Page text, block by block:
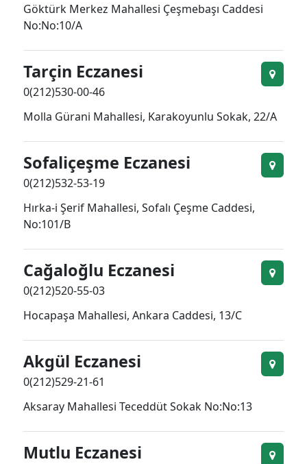
Göktürk Merkez Mahallesi Çeşmebaşı Caddesi
No:No:10/A
Tarçin Eczanesi
0(212)530-00-46
Molla Gürani Mahallesi, Karakoyunlu Sokak, 22/A
Sofaliçeşme Eczanesi
0(212)532-53-19
Hırka-i Şerif Mahallesi, Sofalı Çeşme Caddesi,
No:101/B
Cağaloğlu Eczanesi
0(212)520-55-03
Hocapaşa Mahallesi, Ankara Caddesi, 13/C
Akgül Eczanesi
0(212)529-21-61
Aksaray Mahallesi Teceddüt Sokak No:No:13
Mutlu Eczanesi